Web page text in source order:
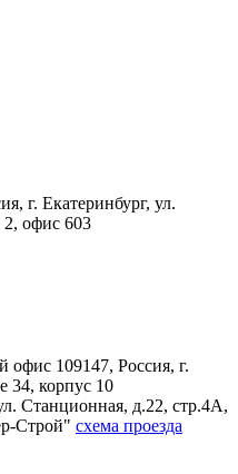
г. Екатеринбург, ул.
офис 603
офис 109147, Россия, г.
34, корпус 10
Станционная, д.22, стр.4А,
Строй" схема проезда